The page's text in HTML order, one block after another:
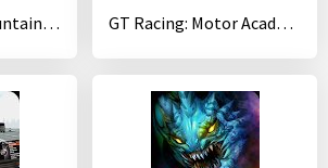
Bike Mayhem Mountain Racing GT Racing: Motor Academy